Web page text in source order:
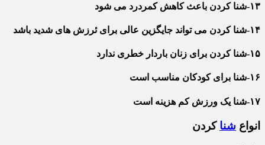
۱۳-شنا کردن باعث کاهش کمردرد می شود
۱۴-شنا کردن می تواند جایگزین عالی برای ئرزش های شدید باشد
۱۵-شنا کردن برای زنان باردار خطری ندارد
۱۶-شنا برای کودکان مناسب است
۱۷-شنا یک ورزش کم هزینه است
انواع شنا کردن